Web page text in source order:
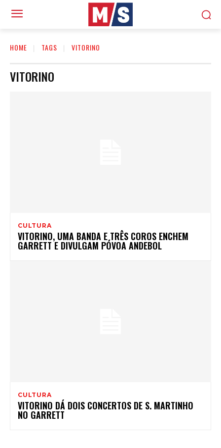
HOME TAGS VITORINO
VITORINO
CULTURA
VITORINO, UMA BANDA E TRÊS COROS ENCHEM
GARRETT E DIVULGAM PÓVOA ANDEBOL
CULTURA
VITORINO DÁ DOIS CONCERTOS DE S. MARTINHO
NO GARRETT